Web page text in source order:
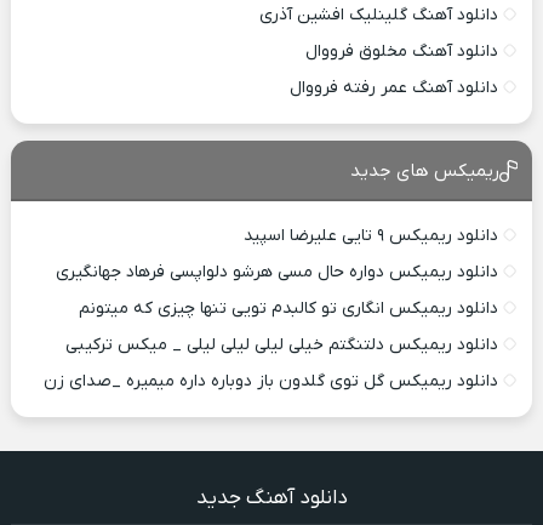
دانلود آهنگ گلینلیک افشین آذری
دانلود آهنگ مخلوق فرووال
دانلود آهنگ عمر رفته فرووال
ریمیکس های جدید
دانلود ریمیکس ۹ تایی علیرضا اسپید
دانلود ریمیکس دواره حال مسی هرشو دلواپسی فرهاد جهانگیری
دانلود ریمیکس انگاری تو کالبدم تویی تنها چیزی که میتونم
دانلود ریمیکس دلتنگتم خیلی لیلی لیلی لیلی _ میکس ترکیبی
دانلود ریمیکس گل توی گلدون باز دوباره داره میمیره _صدای زن
دانلود آهنگ جدید